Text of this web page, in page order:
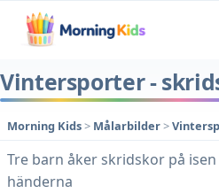
Vintersporter -
Morning Kids> Målarbilder>
Tre barn åker skridskor på
händerna